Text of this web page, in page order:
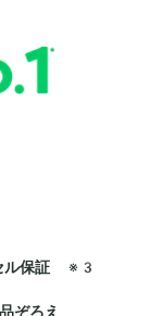
保証 ※3
ぞろえ